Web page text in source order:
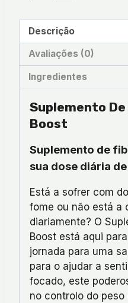
Descrição
Avaliações (0)
Ingredientes
Suplemento
Boost
Suplemento de
sua dose diária
Está a sofrer com
fome ou não está a
diariamente? O
Boost está aqui
jornada para uma
para o ajudar a
focado, este
no controlo do peso